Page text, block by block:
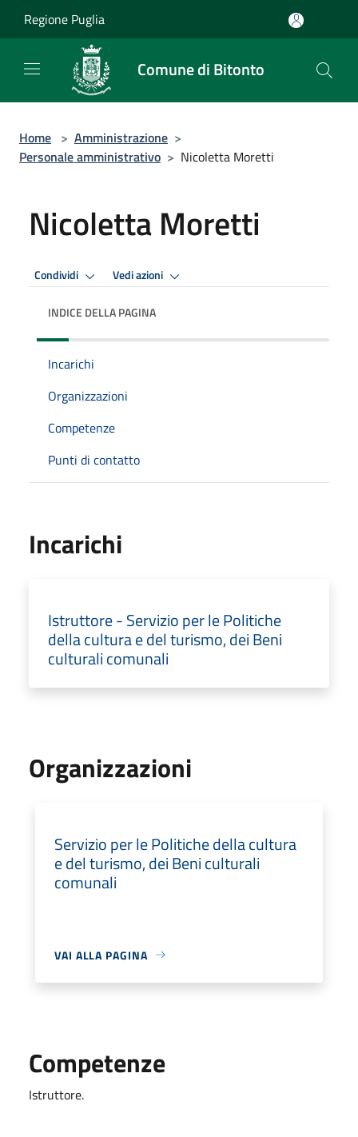
Regione Puglia
Comune di Bitonto
Home > Amministrazione >
Personale amministrativo > Nicoletta Moretti
Nicoletta Moretti
Condividi Vedi azioni
INDICE DELLA PAGINA
Incarichi
Organizzazioni
Competenze
Punti di contatto
Incarichi
Istruttore - Servizio per le Politiche
della cultura e del turismo, dei Beni
culturali comunali
Organizzazioni
Servizio per le Politiche della cultura
e del turismo, dei Beni culturali
comunali
VAI ALLA PAGINA
Competenze
Istruttore.